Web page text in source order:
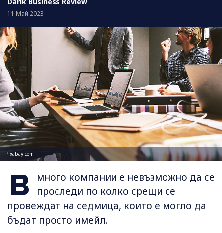
11 Май 2023
Pixabay.com
В
много компании е невъзможно да се
проследи по колко срещи се
провеждат на седмица, които е могло да
бъдат просто имейл.